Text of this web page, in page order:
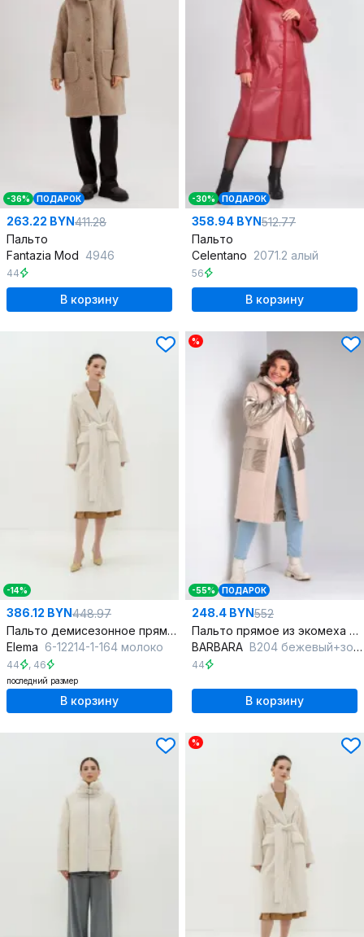
-36% ПОДАРОК
263.22 BYN411.28
Пальто
Fantazia Mod 4946
44
В корзину
-30% ПОДАРОК
358.94 BYN512.77
Пальто
Celentano 2071.2 алый
56
В корзину
-14%
386.12 BYN448.97
Пальто демисезонное прямое искусственный мех белое
Elema 6-12214-1-164 молоко
44 , 46
последний размер
В корзину
%
-55% ПОДАРОК
248.4 BYN552
Пальто прямое из экомеха и плащёвой ткани на утеплителе
BARBARA B204 бежевый+золото
44
В корзину
%